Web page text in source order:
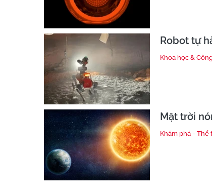
Robot tự
Khoa học &
Mặt trời
Khám phá - Thể